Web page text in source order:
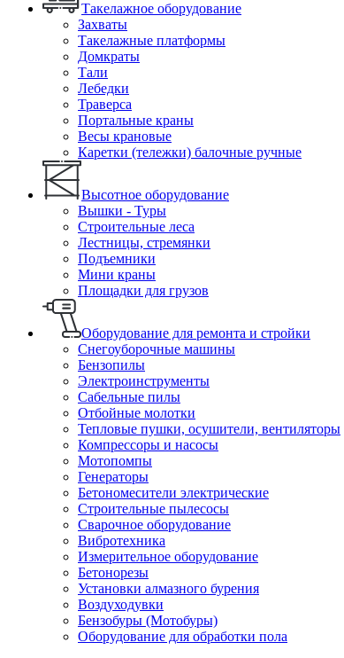
Такелажное оборудование
Захваты
Такелажные платформы
Домкраты
Тали
Лебедки
Траверса
Портальные краны
Весы крановые
Каретки (тележки) балочные ручные
Высотное оборудование
Вышки - Туры
Строительные леса
Лестницы, стремянки
Подъемники
Мини краны
Площадки для грузов
Оборудование для ремонта и стройки
Снегоуборочные машины
Бензопилы
Электроинструменты
Сабельные пилы
Отбойные молотки
Тепловые пушки, осушители, вентиляторы
Компрессоры и насосы
Мотопомпы
Генераторы
Бетономесители электрические
Строительные пылесосы
Сварочное оборудование
Вибротехника
Измерительное оборудование
Бетонорезы
Установки алмазного бурения
Воздуходувки
Бензобуры (Мотобуры)
Оборудование для обработки пола